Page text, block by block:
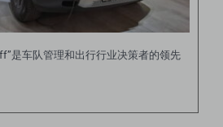
是车队管理和出行行业决策者的领先